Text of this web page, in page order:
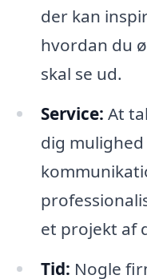
der kan
hvordan du
skal se ud.
Service: At
dig
et projekt af
Tid: Nogle